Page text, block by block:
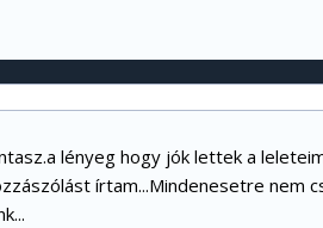
lényeg hogy jók lettek a
írtam...Mindenesetre nem